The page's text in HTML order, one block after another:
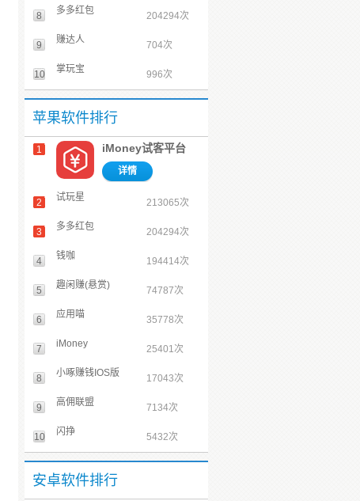
8 多多红包 204294次
9 赚达人 704次
10 掌玩宝 996次
苹果软件排行
1 iMoney试客平台
详情
2 试玩星 213065次
3 多多红包 204294次
4 钱咖 194414次
5 趣闲赚(悬赏) 74787次
6 应用喵 35778次
7 iMoney 25401次
8 小啄赚钱IOS版 17043次
9 高佣联盟 7134次
10 闪挣 5432次
安卓软件排行